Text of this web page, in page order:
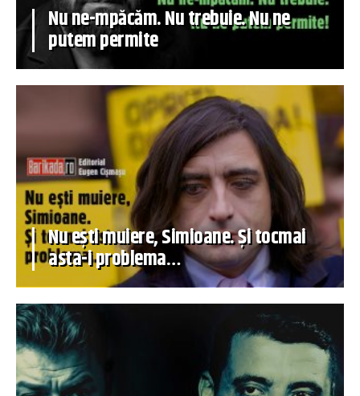
Nu ne-mpăcăm. Nu trebuie. Nu ne
putem permite
Nu ești muiere, Simioane. Și tocmai
asta-i problema…